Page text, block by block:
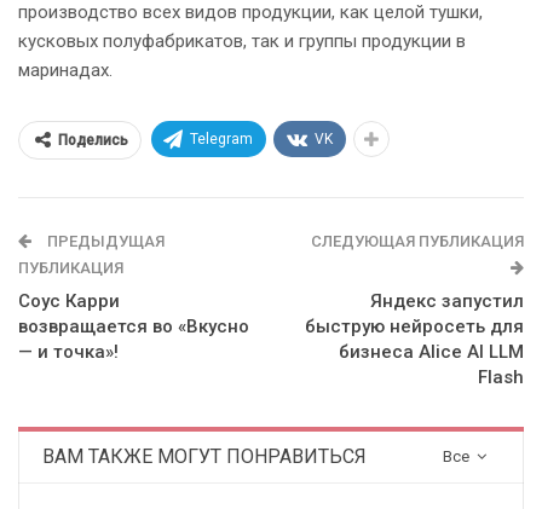
производство всех видов продукции, как целой тушки,
кусковых полуфабрикатов, так и группы продукции в
маринадах.
Поделись Telegram VK
ПРЕДЫДУЩАЯ
ПУБЛИКАЦИЯ
Соус Карри
возвращается во «Вкусно
— и точка»!
СЛЕДУЮЩАЯ ПУБЛИКАЦИЯ
Яндекс запустил
быструю нейросеть для
бизнеса Alice AI LLM
Flash
Все
ВАМ ТАКЖЕ МОГУТ ПОНРАВИТЬСЯ